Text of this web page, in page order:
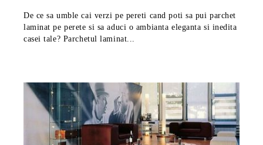
De ce sa umble cai verzi pe pereti cand poti sa pui parchet
laminat pe perete si sa aduci o ambianta eleganta si inedita
casei tale? Parchetul laminat...